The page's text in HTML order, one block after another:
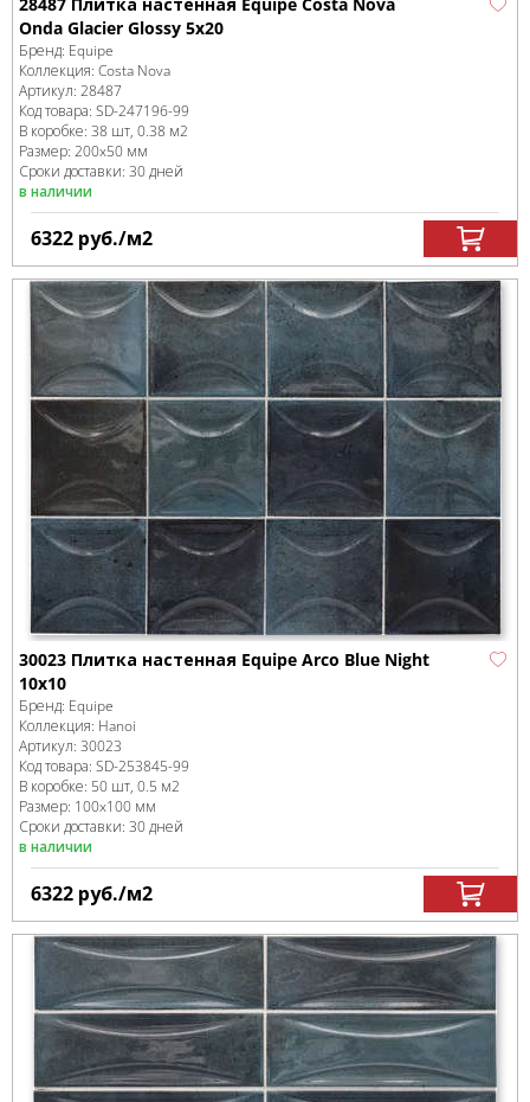
Onda Glacier Glossy 5x20
Бренд: Equipe
Коллекция: Costa Nova
Артикул: 28487
Код товара: SD-247196-99
В коробке: 38 шт, 0.38 м2
Размер: 200x50 мм
Сроки доставки: 30 дней
в наличии
6322 руб./м2
30023 Плитка настенная Equipe Arco Blue Night
10х10
Бренд: Equipe
Коллекция: Hanoi
Артикул: 30023
Код товара: SD-253845-99
В коробке: 50 шт, 0.5 м2
Размер: 100x100 мм
Сроки доставки: 30 дней
в наличии
6322 руб./м2